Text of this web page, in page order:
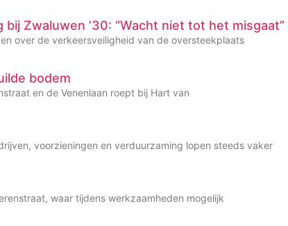
Zwaluwen ’30: “Wacht niet tot het misgaat”
over de verkeersveiligheid van de oversteekplaats
bodem
en de Venenlaan roept bij Hart van
voorzieningen en verduurzaming lopen steeds vaker
waar tijdens werkzaamheden mogelijk